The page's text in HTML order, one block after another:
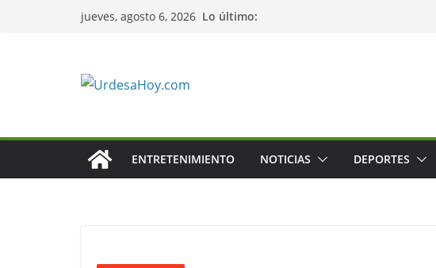
jueves, agosto 6, 2026 Lo último:
ENTRETENIMIENTO NOTICIAS DEPORTES